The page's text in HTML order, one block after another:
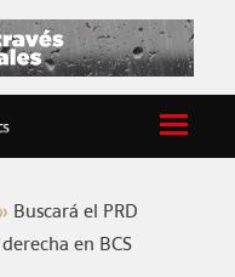
Buscará el PRD
en BCS